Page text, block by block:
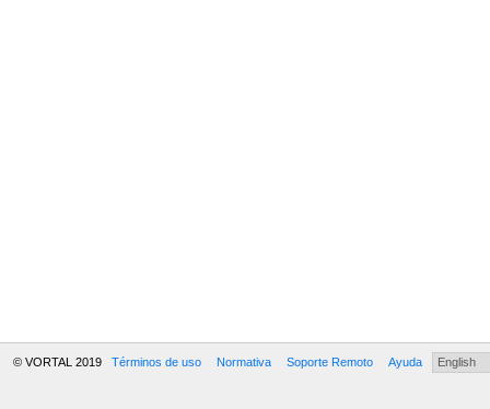
© VORTAL 2019 Términos de uso Normativa Soporte Remoto Ayuda